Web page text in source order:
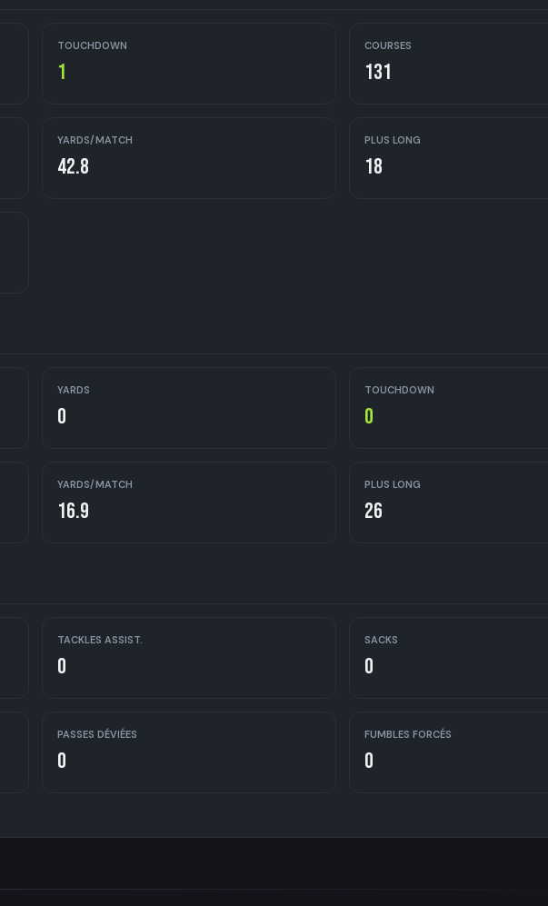
TOUCHDOWN
1
COURSES
131
YARDS/MATCH
42.8
PLUS LONG
18
YARDS
0
TOUCHDOWN
0
YARDS/MATCH
16.9
PLUS LONG
26
TACKLES ASSIST.
0
SACKS
0
PASSES DÉVIÉES
0
FUMBLES FORCÉS
0